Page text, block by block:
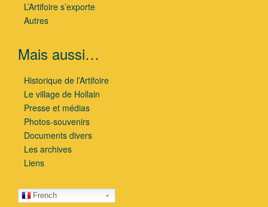
L’Artifoire s’exporte
Autres
Mais aussi…
Historique de l’Artifoire
Le village de Hollain
Presse et médias
Photos-souvenirs
Documents divers
Les archives
Liens
French